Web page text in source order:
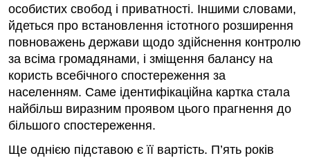
особистих свобод і приватності. Іншими словами,
йдеться про встановлення істотного розширення
повноважень держави щодо здійснення контролю
за всіма громадянами, і зміщення балансу на
користь всебічного спостереження за
населенням. Саме ідентифікаційна картка стала
найбільш виразним проявом цього прагнення до
більшого спостереження.
Ще однією підставою є її вартість. П’ять років